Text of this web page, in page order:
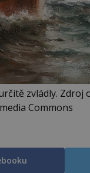
zvládly. Zdroj
Commons